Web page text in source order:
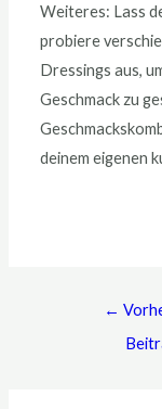
Weiteres: Lass
probiere
Dressings aus,
Geschmack zu
deinem eigenen
←